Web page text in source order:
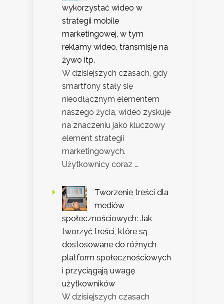
wykorzystać wideo w
strategii mobile
marketingowej, w tym
reklamy wideo, transmisje na
żywo itp.
W dzisiejszych czasach, gdy
smartfony stały się
nieodłącznym elementem
naszego życia, wideo zyskuje
na znaczeniu jako kluczowy
element strategii
marketingowych.
Użytkownicy coraz …
Tworzenie treści dla
mediów
społecznościowych: Jak
tworzyć treści, które są
dostosowane do różnych
platform społecznościowych
i przyciągają uwagę
użytkowników
W dzisiejszych czasach